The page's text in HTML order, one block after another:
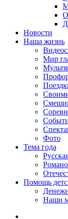
Новости
Наша жизнь
Мир
Фото
Тема года
Помощь
Наши